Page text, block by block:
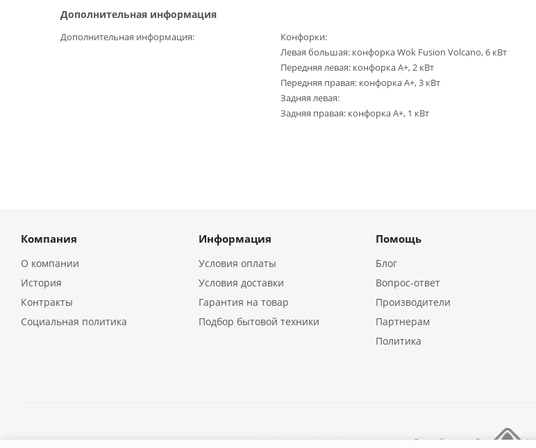
Дополнительная информация
Дополнительная информация
Конфорки:
Левая большая: конфорка Wok Fusion Volcano, 6 кВт
Передняя левая: конфорка А+, 2 кВт
Передняя правая: конфорка А+, 3 кВт
Задняя левая:
Задняя правая: конфорка А+, 1 кВт
Компания
О компании
История
Контракты
Социальная политика
Информация
Условия оплаты
Условия доставки
Гарантия на товар
Подбор бытовой техники
Помощь
Блог
Вопрос-ответ
Производители
Партнерам
Политика
Разработка сайта